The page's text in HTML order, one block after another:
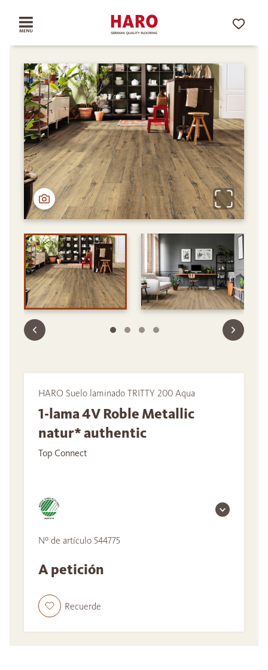
HARO Suelo laminado TRITTY 200 Aqua
1-lama 4V Roble Metallic
natur* authentic
Top Connect
Nº de artículo 544775
A petición
Recuerde